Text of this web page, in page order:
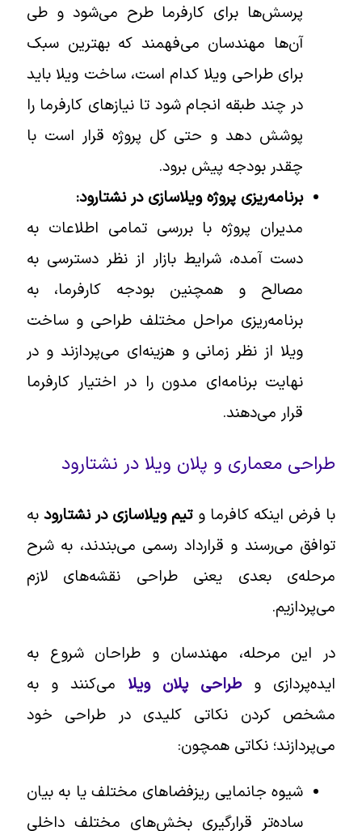
پرسش‌ها برای کارفرما طرح می‌شود و طی
آن‌ها مهندسان می‌فهمند که بهترین سبک
برای طراحی ویلا کدام است، ساخت ویلا باید
در چند طبقه انجام شود تا نیازهای کارفرما را
پوشش دهد و حتی کل پروژه قرار است با
چقدر بودجه پیش برود.
برنامه‌ریزی پروژه ویلاسازی در نشتارود:
مدیران پروژه با بررسی تمامی اطلاعات به
دست آمده، شرایط بازار از نظر دسترسی به
مصالح و همچنین بودجه کارفرما، به
برنامه‌ریزی مراحل مختلف طراحی و ساخت
ویلا از نظر زمانی و هزینه‌ای می‌پردازند و در
نهایت برنامه‌ای مدون را در اختیار کارفرما
قرار می‌دهند.
طراحی معماری و پلان ویلا در نشتارود
با فرض اینکه کافرما وتیم ویلاسازی در نشتارودبه
توافق می‌رسند و قرارداد رسمی می‌بندند، به شرح
مرحله‌ی بعدی یعنی طراحی نقشه‌های لازم
می‌پردازیم.
در این مرحله، مهندسان و طراحان شروع به
ایده‌پردازی و طراحی پلان ویلا می‌کنند و به
مشخص کردن نکاتی کلیدی در طراحی خود
می‌پردازند؛ نکاتی همچون:
شیوه جانمایی ریزفضاهای مختلف یا به بیان
ساده‌تر قرارگیری بخش‌های مختلف داخلی